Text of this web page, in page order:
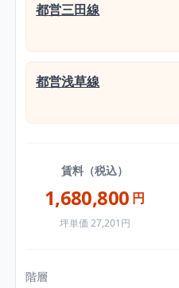
都営三田線
都営浅草線
賃料（税込）
1,680,800 円
坪単価 27,201円
階層